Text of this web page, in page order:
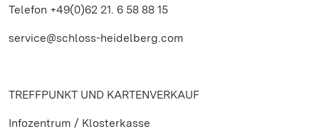
Telefon +49(0)62 21. 6 58 88 15
service@schloss-heidelberg.com
TREFFPUNKT UND KARTENVERKAUF
Infozentrum / Klosterkasse